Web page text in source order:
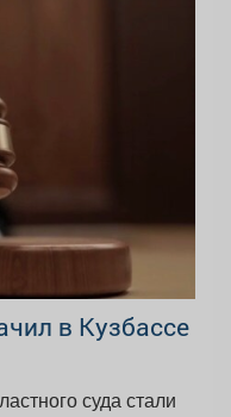
в Кузбассе
суда стали